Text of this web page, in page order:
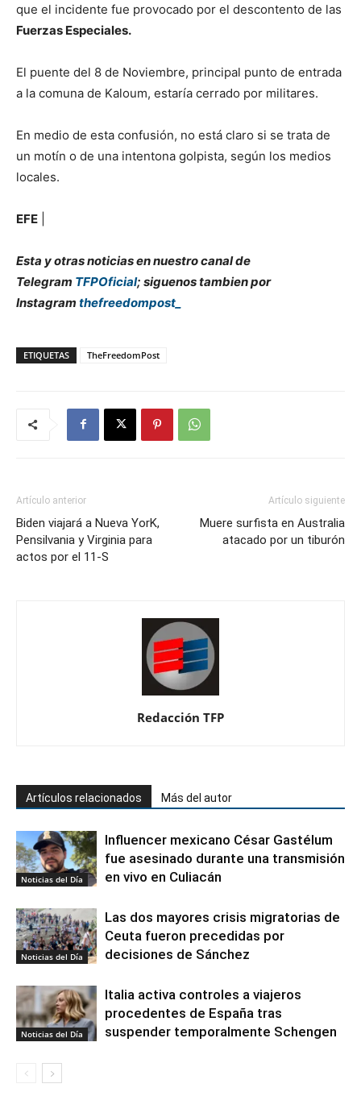
que el incidente fue provocado por el descontento de las
Fuerzas Especiales.
El puente del 8 de Noviembre, principal punto de entrada
a la comuna de Kaloum, estaría cerrado por militares.
En medio de esta confusión, no está claro si se trata de
un motín o de una intentona golpista, según los medios
locales.
EFE
Esta y otras noticias en nuestro canal de
Telegram TFPOficial; siguenos tambien por
Instagram thefreedompost_
ETIQUETAS TheFreedomPost
Artículo anterior
Biden viajará a Nueva YorK,
Pensilvania y Virginia para
actos por el 11-S
Artículo siguiente
Muere surfista en Australia
atacado por un tiburón
Redacción TFP
Artículos relacionados Más del autor
Noticias del Día
Influencer mexicano César Gastélum
fue asesinado durante una transmisión
en vivo en Culiacán
Noticias del Día
Las dos mayores crisis migratorias de
Ceuta fueron precedidas por
decisiones de Sánchez
Noticias del Día
Italia activa controles a viajeros
procedentes de España tras
suspender temporalmente Schengen